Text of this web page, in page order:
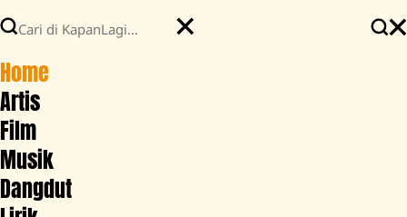
Home
Artis
Film
Musik
Dangdut